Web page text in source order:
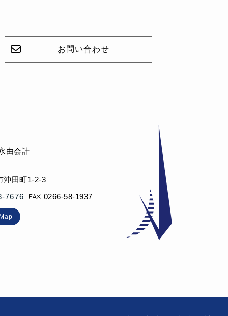
お問い合わせ
由会計
沖田町1-2-3
7676
0266-58-1937